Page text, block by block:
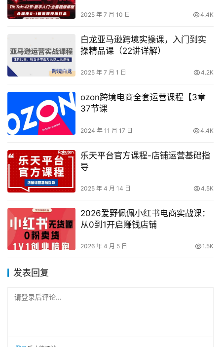
2025 年 7 月 10 日 4.4K
白龙亚马逊跨境实操课，入门到实
操精品课（22讲详解）
2025 年 7 月 1 日 4.2K
ozon跨境电商全套运营课程【3章
37节课
2024 年 11 月 17 日 4.4K
乐天平台官方课程-店铺运营基础指
导
2025 年 4 月 14 日 4.5K
2026爱野佩佩小红书电商实战课：
从0到1开启赚钱店铺
2026 年 4 月 5 日 1.5K
发表回复
请登录后评论...